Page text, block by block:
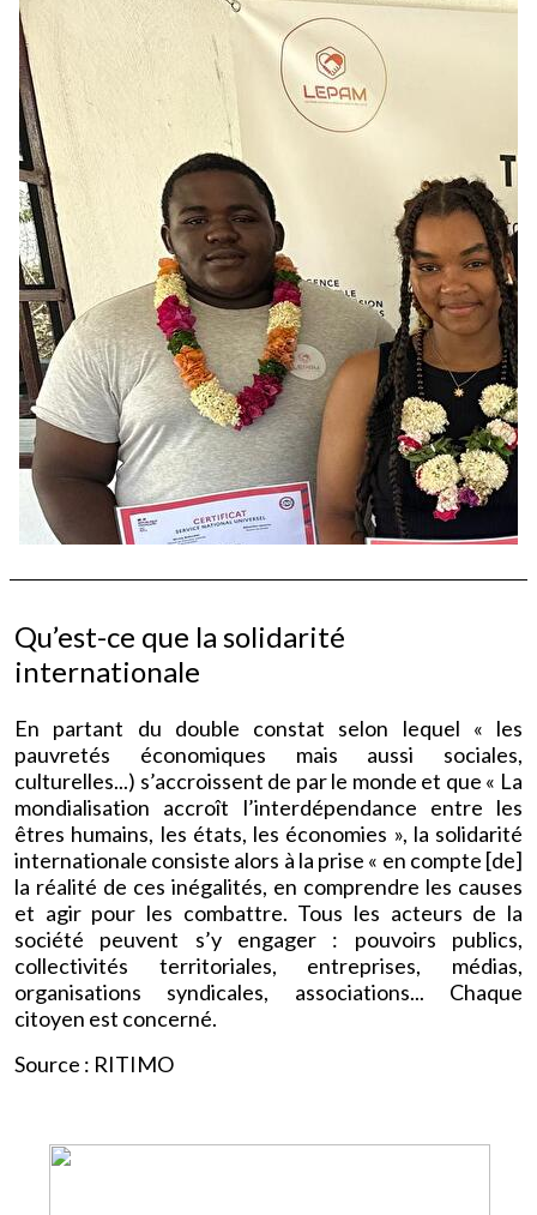
Qu’est-ce que la solidarité
internationale
En partant du double constat selon lequel « les
pauvretés économiques mais aussi sociales,
culturelles...) s’accroissent de par le monde et que « La
mondialisation accroît l’interdépendance entre les
êtres humains, les états, les économies », la solidarité
internationale consiste alors à la prise « en compte [de]
la réalité de ces inégalités, en comprendre les causes
et agir pour les combattre. Tous les acteurs de la
société peuvent s’y engager : pouvoirs publics,
collectivités territoriales, entreprises, médias,
organisations syndicales, associations... Chaque
citoyen est concerné.
Source : RITIMO